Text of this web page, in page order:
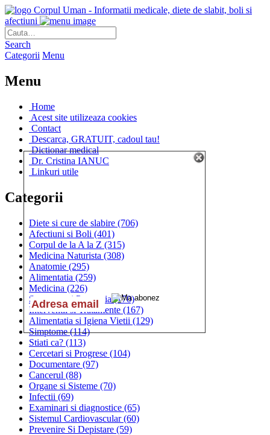
Corpul Uman - Informatii medicale, diete de slabit, boli si
afectiuni
Search
Categorii Menu
Menu
Home
Acest site utilizeaza cookies
Contact
Descarca, GRATUIT, cadoul tau!
Dictionar medical
Dr. Cristina IANUC
Linkuri utile
Categorii
Diete si cure de slabire (706)
Afectiuni si Boli (401)
Corpul de la A la Z (315)
Medicina Naturista (308)
Anatomie (295)
Alimentatia (259)
Medicina (226)
Sanatatea si Preventia(170)
Interventii si Tratamente (167)
Alimentatia si Igiena Vietii (129)
Simptome(114)
Stiati ca? (113)
Cercetari si Progrese (104)
Documentare (97)
Cancerul (88)
Organe si Sisteme (70)
Infectii (69)
Examinari si diagnostice (65)
Sistemul Cardiovascular(60)
Prevenire Si Depistare (59)